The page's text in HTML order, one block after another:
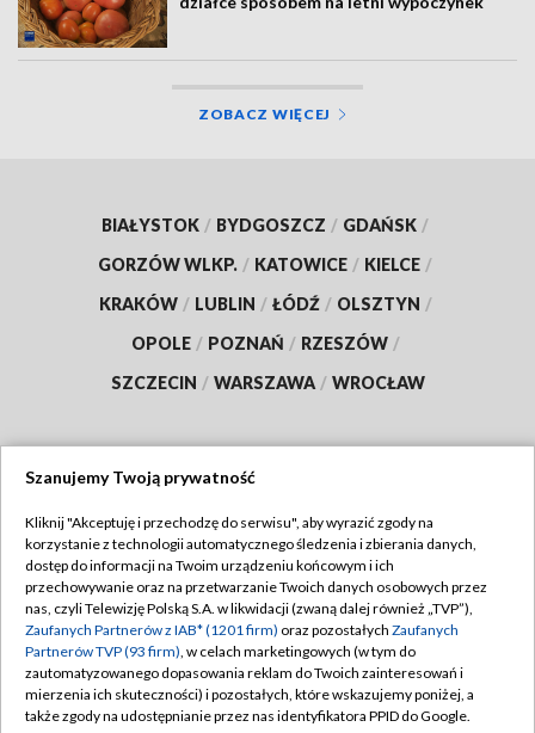
ZOBACZ WIĘCEJ
BIAŁYSTOK / BYDGOSZCZ / GDAŃSK /
GORZÓW WLKP. / KATOWICE / KIELCE /
KRAKÓW / LUBLIN / ŁÓDŹ / OLSZTYN /
OPOLE / POZNAŃ / RZESZÓW /
SZCZECIN / WARSZAWA / WROCŁAW
TVP
Abonament TVP
Emisja w TVP
Centrum informacji TVP
Naziemna Telewizja Cyfrowa
Regulamin TVP
Polityka prywatności
Moje zgody
Pomoc
Szanujemy Twoją prywatność
Kliknij "Akceptuję i przechodzę do serwisu", aby wyrazić zgody na
korzystanie z technologii automatycznego śledzenia i zbierania danych,
dostęp do informacji na Twoim urządzeniu końcowym i ich
przechowywanie oraz na przetwarzanie Twoich danych osobowych przez
nas, czyli Telewizję Polską S.A. w likwidacji (zwaną dalej również „TVP”),
Zaufanych Partnerów z IAB* (1201 firm) oraz pozostałych Zaufanych
Partnerów TVP (93 firm), w celach marketingowych (w tym do
zautomatyzowanego dopasowania reklam do Twoich zainteresowań i
mierzenia ich skuteczności) i pozostałych, które wskazujemy poniżej, a
także zgody na udostępnianie przez nas identyfikatora PPID do Google.